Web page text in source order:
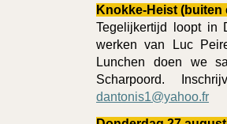
Knokke-Heist (buiten
Tegelijkertijd loopt in
werken van Luc
Lunchen doen we
Scharpoord.
dantonis1@yahoo.fr